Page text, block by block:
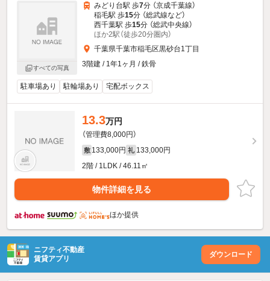
すべての写真
みどり台駅 歩7分 （京成千葉線）
稲毛駅 歩15分 （総武線など）
西千葉駅 歩15分 （総武中央線）
ほか2駅（徒歩20分圏内）
千葉県千葉市稲毛区黒砂台1丁目
3階建 / 1年1ヶ月 / 鉄骨
駐車場あり 駐輪場あり 宅配ボックス
13.3万円
（管理費8,000円）
敷 133,000円 礼 133,000円
2階 / 1LDK / 46.11㎡
物件詳細を見る
ほか提供
ニフティ不動産
賃貸アプリ
ダウンロード